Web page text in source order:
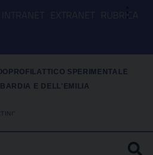
⋮
INTRANET EXTRANET RUBRICA
SPERIMENTALE
E DELL'EMILIA